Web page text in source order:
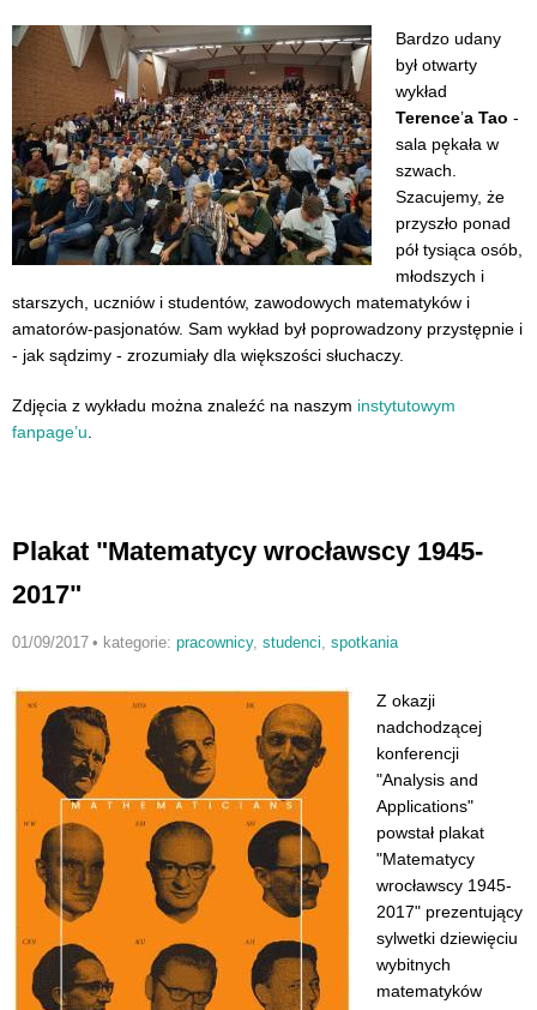
Bardzo udany
był otwarty
wykład
Terence’a Tao -
sala pękała w
szwach.
Szacujemy, że
przyszło ponad
pół tysiąca osób,
młodszych i
starszych, uczniów i studentów, zawodowych matematyków i
amatorów-pasjonatów. Sam wykład był poprowadzony przystępnie i
- jak sądzimy - zrozumiały dla większości słuchaczy.
Zdjęcia z wykładu można znaleźć na naszym instytutowym
fanpage’u
Plakat "Matematycy wrocławscy 1945-
2017"
01/09/2017 • kategorie: pracownicy, studenci, spotkania
Z okazji
nadchodzącej
konferencji
"Analysis and
Applications"
powstał plakat
"Matematycy
wrocławscy 1945-
2017" prezentujący
sylwetki dziewięciu
wybitnych
matematyków